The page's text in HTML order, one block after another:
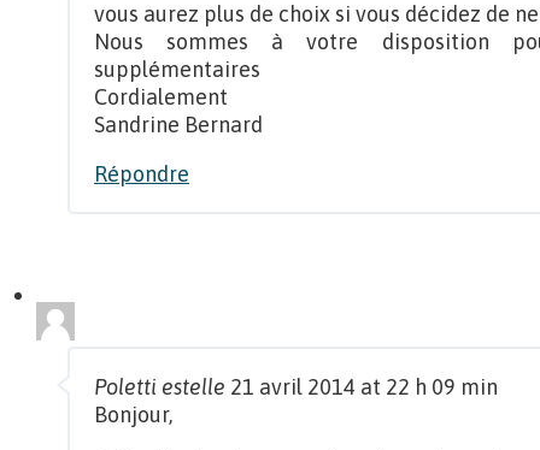
vous aurez plus de choix si vous décidez de
Nous sommes à votre disposition
supplémentaires
Cordialement
Sandrine Bernard
Répondre
Poletti estelle 21 avril 2014 at 22 h 09 min
Bonjour,